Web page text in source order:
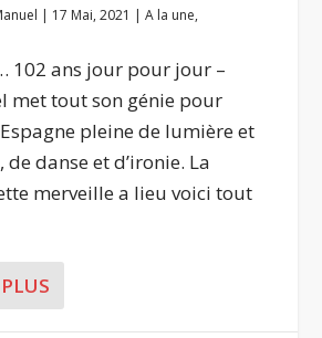
| 17 Mai, 2021 |A la une,
102 ans jour pour jour –
met tout son génie pour
pleine de lumière et
danse et d’ironie. La
merveille a lieu voici tout